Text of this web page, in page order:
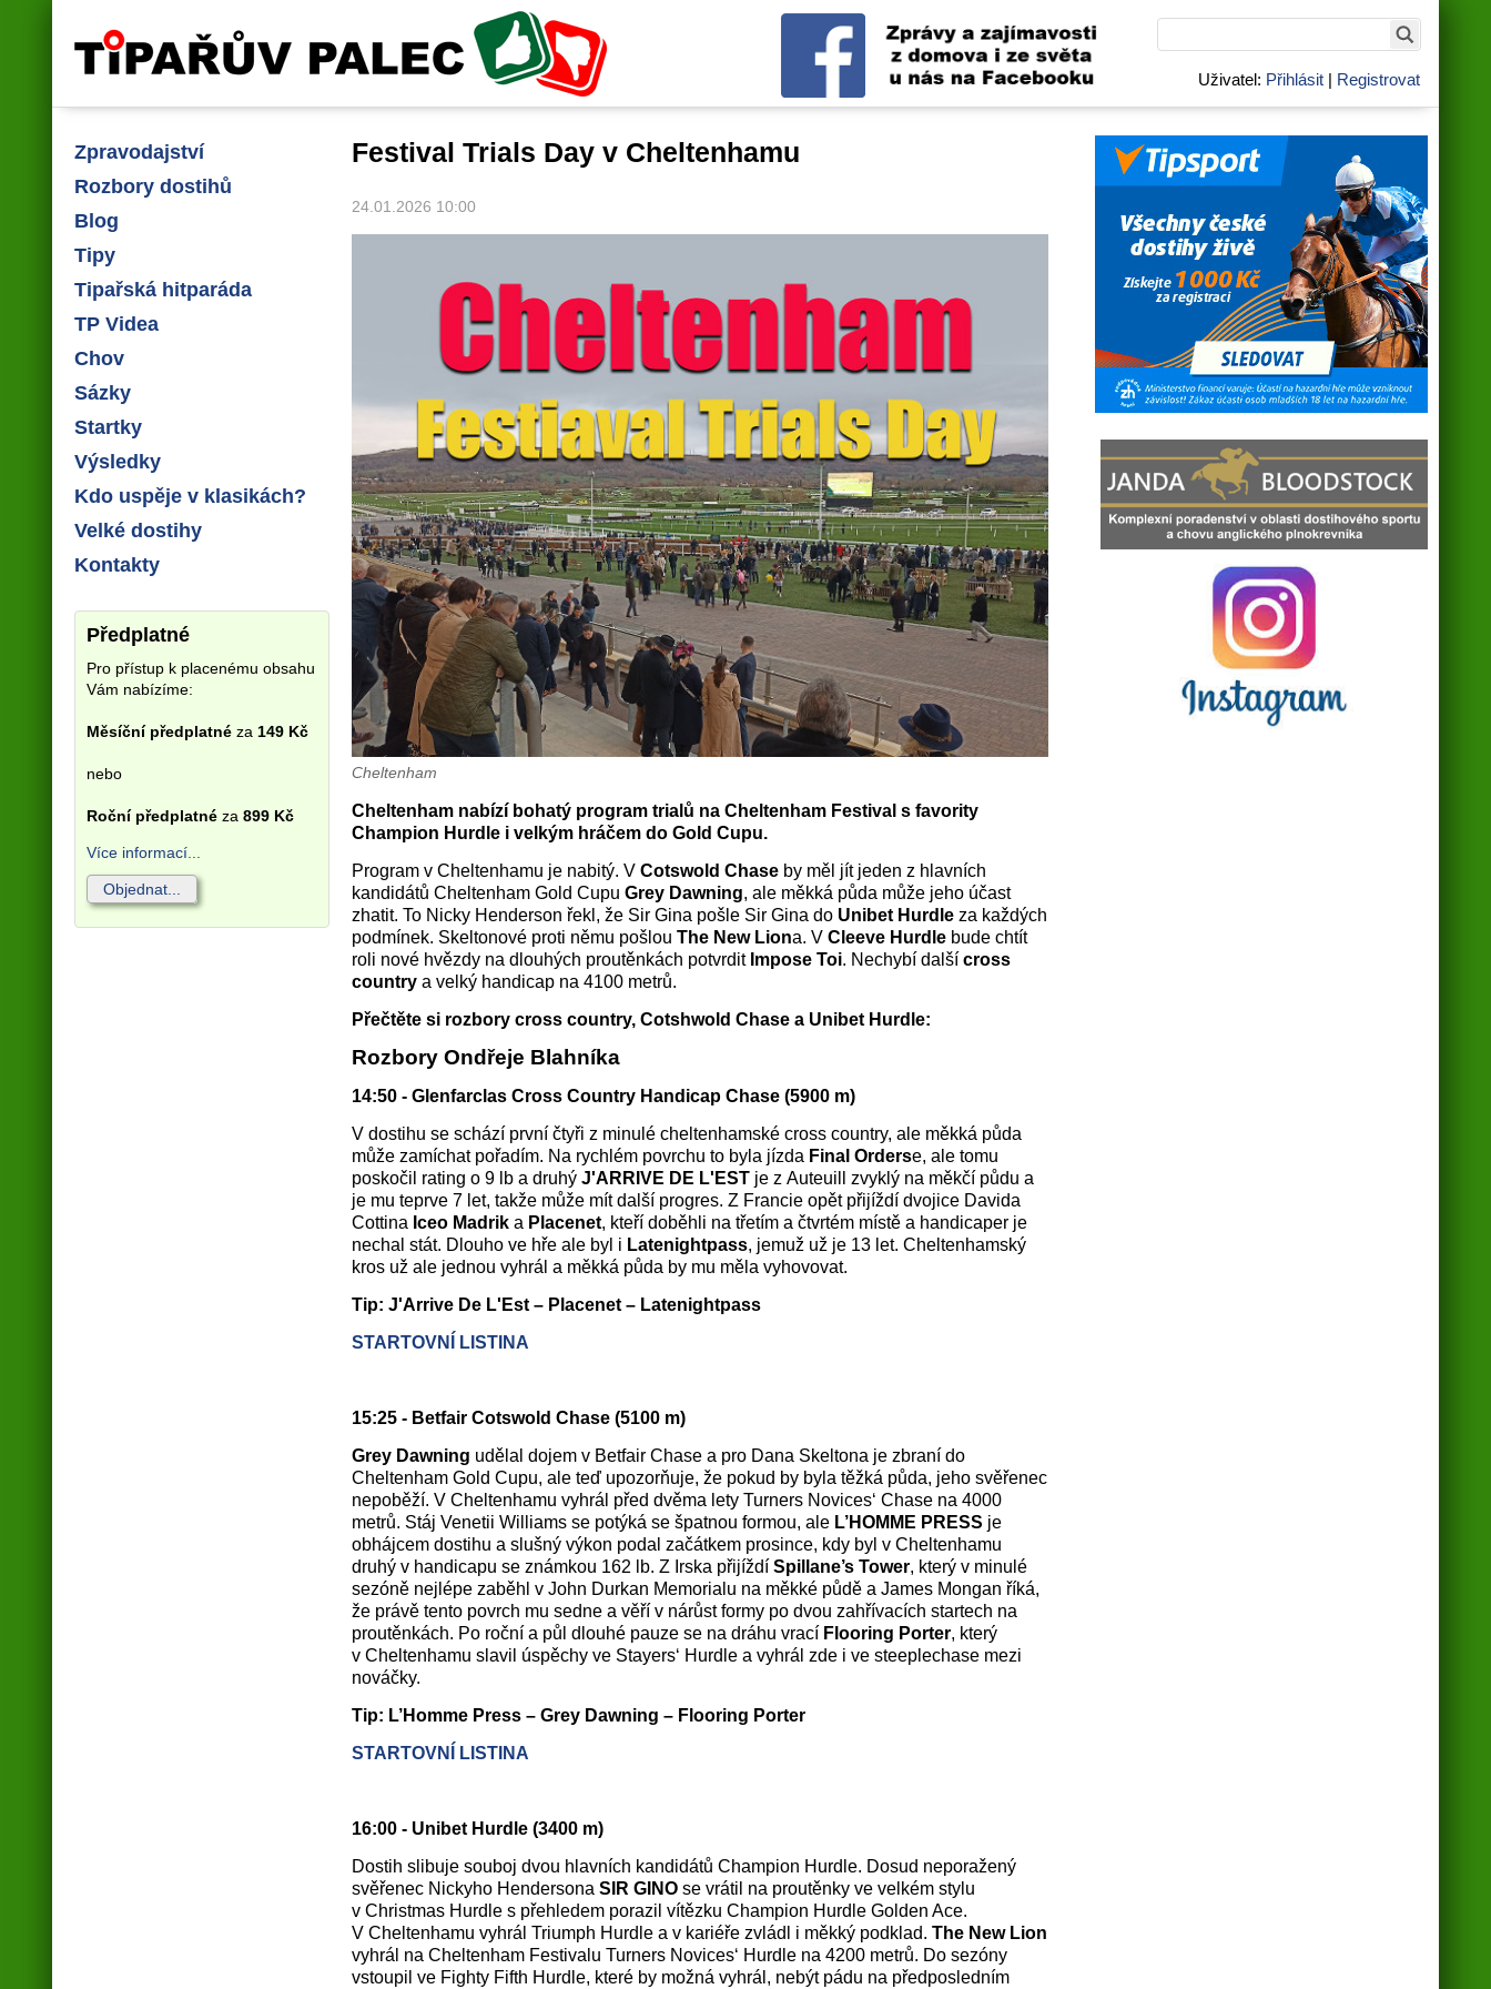
Tipařův palec
Uživatel: Přihlásit | Registrovat
Zpravodajství
Rozbory dostihů
Blog
Tipy
Tipařská hitparáda
TP Videa
Chov
Sázky
Startky
Výsledky
Kdo uspěje v klasikách?
Velké dostihy
Kontakty
Předplatné
Pro přístup k placenému obsahu
Vám nabízíme:
Měsíční předplatné za 149 Kč
nebo
Roční předplatné za 899 Kč
Více informací...
Objednat...
Festival Trials Day v Cheltenhamu
24.01.2026 10:00
Cheltenham
Cheltenham nabízí bohatý program trialů na Cheltenham Festival s favority
Champion Hurdle i velkým hráčem do Gold Cupu.
Program v Cheltenhamu je nabitý. V Cotswold Chase by měl jít jeden z hlavních
kandidátů Cheltenham Gold Cupu Grey Dawning, ale měkká půda může jeho účast
zhatit. To Nicky Henderson řekl, že Sir Gina pošle Sir Gina do Unibet Hurdle za každých
podmínek. Skeltonové proti němu pošlou The New Liona. V Cleeve Hurdle bude chtít
roli nové hvězdy na dlouhých proutěnkách potvrdit Impose Toi. Nechybí další cross
country a velký handicap na 4100 metrů.
Přečtěte si rozbory cross country, Cotshwold Chase a Unibet Hurdle:
Rozbory Ondřeje Blahníka
14:50 - Glenfarclas Cross Country Handicap Chase (5900 m)
V dostihu se schází první čtyři z minulé cheltenhamské cross country, ale měkká půda
může zamíchat pořadím. Na rychlém povrchu to byla jízda Final Orderse, ale tomu
poskočil rating o 9 lb a druhý J'ARRIVE DE L'EST je z Auteuill zvyklý na měkčí půdu a
je mu teprve 7 let, takže může mít další progres. Z Francie opět přijíždí dvojice Davida
Cottina Iceo Madrik a Placenet, kteří doběhli na třetím a čtvrtém místě a handicaper je
nechal stát. Dlouho ve hře ale byl i Latenightpass, jemuž už je 13 let. Cheltenhamský
kros už ale jednou vyhrál a měkká půda by mu měla vyhovovat.
Tip: J'Arrive De L'Est – Placenet – Latenightpass
STARTOVNÍ LISTINA
15:25 - Betfair Cotswold Chase (5100 m)
Grey Dawning udělal dojem v Betfair Chase a pro Dana Skeltona je zbraní do
Cheltenham Gold Cupu, ale teď upozorňuje, že pokud by byla těžká půda, jeho svěřenec
nepoběží. V Cheltenhamu vyhrál před dvěma lety Turners Novices‘ Chase na 4000
metrů. Stáj Venetii Williams se potýká se špatnou formou, ale L’HOMME PRESS je
obhájcem dostihu a slušný výkon podal začátkem prosince, kdy byl v Cheltenhamu
druhý v handicapu se známkou 162 lb. Z Irska přijíždí Spillane’s Tower, který v minulé
sezóně nejlépe zaběhl v John Durkan Memorialu na měkké půdě a James Mongan říká,
že právě tento povrch mu sedne a věří v nárůst formy po dvou zahřívacích startech na
proutěnkách. Po roční a půl dlouhé pauze se na dráhu vrací Flooring Porter, který
v Cheltenhamu slavil úspěchy ve Stayers‘ Hurdle a vyhrál zde i ve steeplechase mezi
nováčky.
Tip: L’Homme Press – Grey Dawning – Flooring Porter
STARTOVNÍ LISTINA
16:00 - Unibet Hurdle (3400 m)
Dostih slibuje souboj dvou hlavních kandidátů Champion Hurdle. Dosud neporažený
svěřenec Nickyho Hendersona SIR GINO se vrátil na proutěnky ve velkém stylu
v Christmas Hurdle s přehledem porazil vítězku Champion Hurdle Golden Ace.
V Cheltenhamu vyhrál Triumph Hurdle a v kariéře zvládl i měkký podklad. The New Lion
vyhrál na Cheltenham Festivalu Turners Novices‘ Hurdle na 4200 metrů. Do sezóny
vstoupil ve Fighty Fifth Hurdle, které by možná vyhrál, nebýt pádu na předposledním